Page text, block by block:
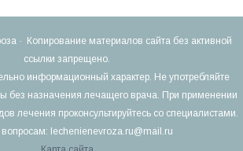
· Копирование материалов сайта без активной
ссылки запрещено.
информационный характер. Не употребляйте
без назначения лечащего врача. При применении
лечения проконсультируйтесь со специалистами.
lechenienevroza.ru@mail.ru